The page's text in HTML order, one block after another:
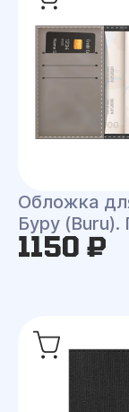
Обложка
Буру (Buru).
1150 ₽